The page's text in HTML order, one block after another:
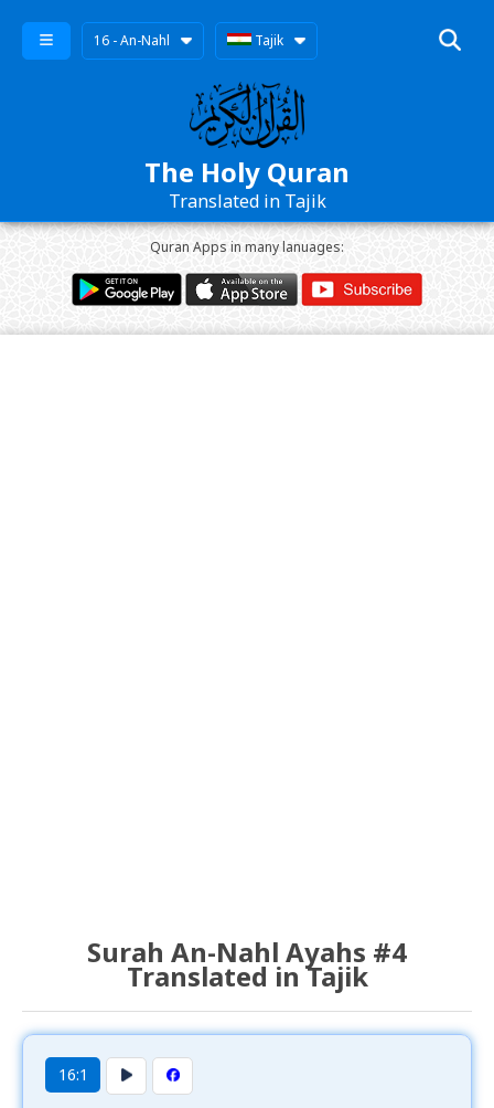
16 - An-Nahl Tajik
The Holy Quran
Translated in Tajik
Quran Apps in many lanuages:
Surah An-Nahl Ayahs #4
Translated in Tajik
16:1